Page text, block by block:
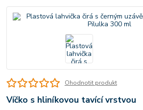
Ohodnotit produkt
Víčko s hliníkovou tavící vrstvou